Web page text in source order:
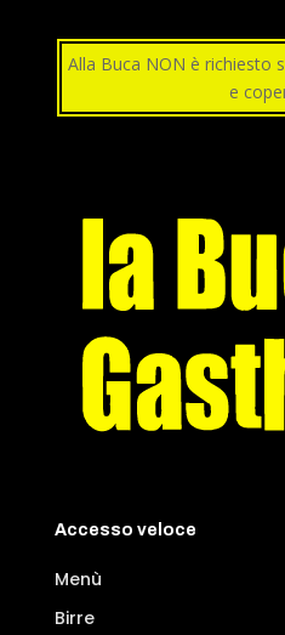
Alla Buca NON è richiesto
e
Accesso veloce
Menù
Birre